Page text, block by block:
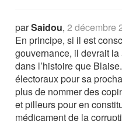
parSaidou,2 décembre
En principe, si il est
gouvernance, il devrait
dans l’histoire que
électoraux pour sa
plus de nommer des
et pilleurs pour en
médicament de la